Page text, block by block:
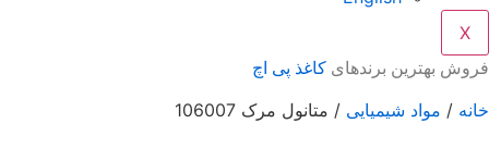
بهترین برندهایکاغذ پی اچ
/مواد شیمیایی/ متانول مرک 106007